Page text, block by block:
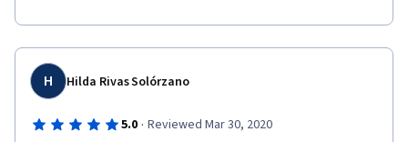
H Hilda Rivas Solórzano
5.0 · Reviewed Mar 30, 2020